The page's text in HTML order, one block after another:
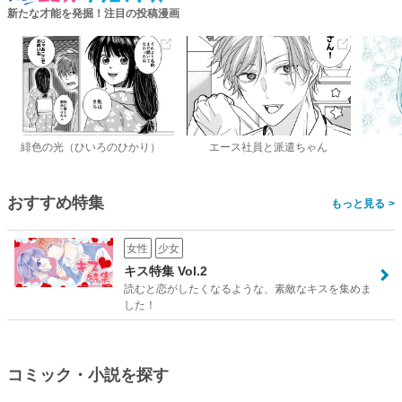
新たな才能を発掘！注目の投稿漫画
緋色の光（ひいろのひかり） エース社員と派遣ちゃん
おすすめ特集 >
女性 少女
キス特集 Vol.2
読むと恋がしたくなるような、素敵なキスを集めま
した！
コミック・小説を探す